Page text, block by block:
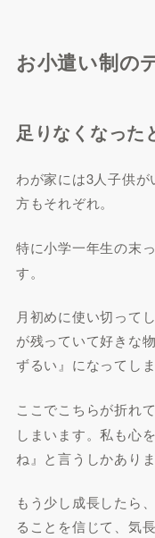
お小遣い制の
足りなくなった
わが家には3人子供
方もそれぞれ。
特に小学一年生の末
す。
月初めに使い切って
が残っていて好きな
ずるい』になってしま
ここでこちらが折れ
しまいます。私も心
ね』と言うしかありま
もう少し成長したら
ることを信じて、気